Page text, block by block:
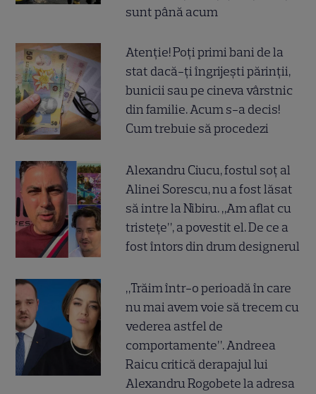
sunt până acum
Atenție! Poți primi bani de la
stat dacă-ți îngrijești părinții,
bunicii sau pe cineva vârstnic
din familie. Acum s-a decis!
Cum trebuie să procedezi
Alexandru Ciucu, fostul soț al
Alinei Sorescu, nu a fost lăsat
să intre la Nibiru. „Am aflat cu
tristețe”, a povestit el. De ce a
fost întors din drum designerul
„Trăim într-o perioadă în care
nu mai avem voie să trecem cu
vederea astfel de
comportamente”. Andreea
Raicu critică derapajul lui
Alexandru Rogobete la adresa